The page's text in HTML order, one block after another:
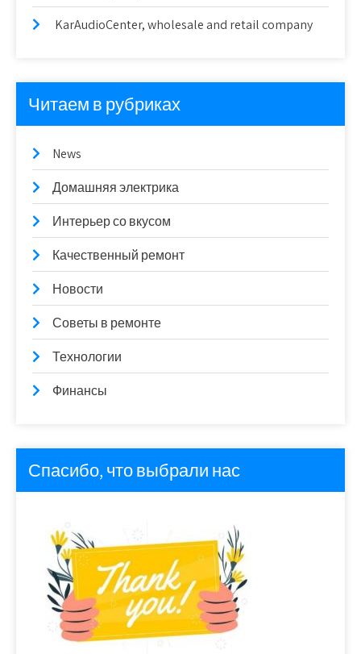
KarAudioCenter, wholesale and retail company
Читаем в рубриках
News
Домашняя электрика
Интерьер со вкусом
Качественный ремонт
Новости
Советы в ремонте
Технологии
Финансы
Спасибо, что выбрали нас